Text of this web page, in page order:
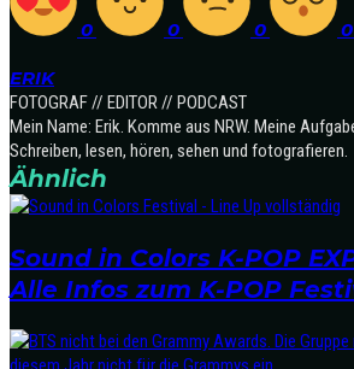
0 0 0 0
ERIK
FOTOGRAF // EDITOR // PODCAST
Mein Name: Erik. Komme aus NRW. Meine
Schreiben, lesen, hören, sehen und fotografieren.
Ähnlich
Sound in Colors K-POP
Alle Infos zum K-POP